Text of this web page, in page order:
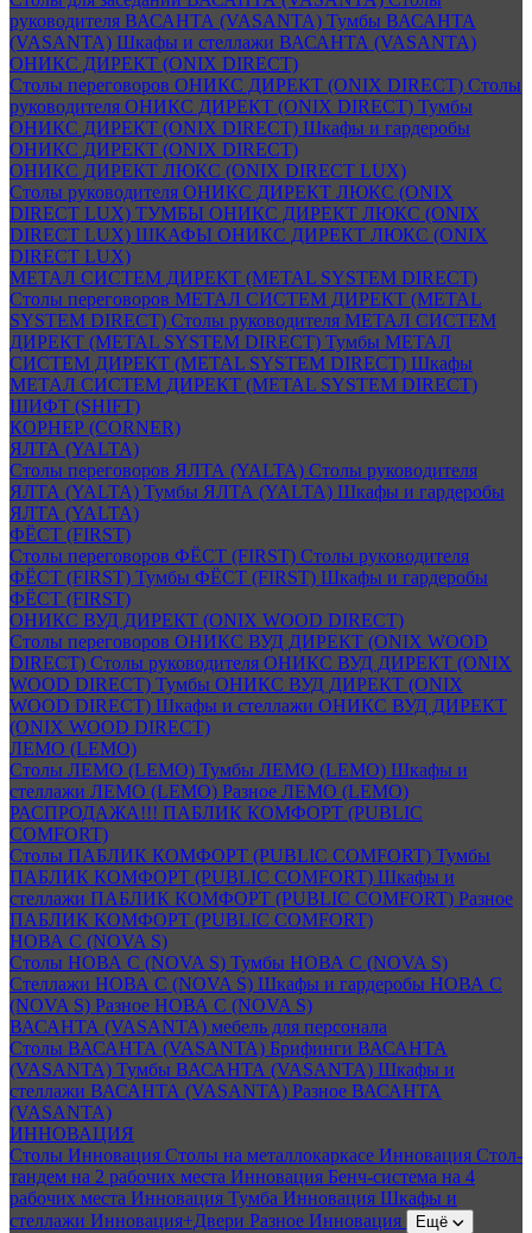
руководителя ВАСАНТА (VASANTA) Тумбы ВАСАНТА
(VASANTA) Шкафы и стеллажи ВАСАНТА (VASANTA)
ОНИКС ДИРЕКТ (ONIX DIRECT)
Столы переговоров ОНИКС ДИРЕКТ (ONIX DIRECT) Столы
руководителя ОНИКС ДИРЕКТ (ONIX DIRECT) Тумбы
ОНИКС ДИРЕКТ (ONIX DIRECT) Шкафы и гардеробы
ОНИКС ДИРЕКТ (ONIX DIRECT)
ОНИКС ДИРЕКТ ЛЮКС (ONIX DIRECT LUX)
Столы руководителя ОНИКС ДИРЕКТ ЛЮКС (ONIX
DIRECT LUX) ТУМБЫ ОНИКС ДИРЕКТ ЛЮКС (ONIX
DIRECT LUX) ШКАФЫ ОНИКС ДИРЕКТ ЛЮКС (ONIX
DIRECT LUX)
МЕТАЛ СИСТЕМ ДИРЕКТ (METAL SYSTEM DIRECT)
Столы переговоров МЕТАЛ СИСТЕМ ДИРЕКТ (METAL
SYSTEM DIRECT) Столы руководителя МЕТАЛ СИСТЕМ
ДИРЕКТ (METAL SYSTEM DIRECT) Тумбы МЕТАЛ
СИСТЕМ ДИРЕКТ (METAL SYSTEM DIRECT) Шкафы
МЕТАЛ СИСТЕМ ДИРЕКТ (METAL SYSTEM DIRECT)
ШИФТ (SHIFT)
КОРНЕР (CORNER)
ЯЛТА (YALTA)
Столы переговоров ЯЛТА (YALTA) Столы руководителя
ЯЛТА (YALTA) Тумбы ЯЛТА (YALTA) Шкафы и гардеробы
ЯЛТА (YALTA)
ФЁСТ (FIRST)
Столы переговоров ФЁСТ (FIRST) Столы руководителя
ФЁСТ (FIRST) Тумбы ФЁСТ (FIRST) Шкафы и гардеробы
ФЁСТ (FIRST)
ОНИКС ВУД ДИРЕКТ (ONIX WOOD DIRECT)
Столы переговоров ОНИКС ВУД ДИРЕКТ (ONIX WOOD
DIRECT) Столы руководителя ОНИКС ВУД ДИРЕКТ (ONIX
WOOD DIRECT) Тумбы ОНИКС ВУД ДИРЕКТ (ONIX
WOOD DIRECT) Шкафы и стеллажи ОНИКС ВУД ДИРЕКТ
(ONIX WOOD DIRECT)
ЛЕМО (LEMO)
Столы ЛЕМО (LEMO) Тумбы ЛЕМО (LEMO) Шкафы и
стеллажи ЛЕМО (LEMO) Разное ЛЕМО (LEMO)
РАСПРОДАЖА!!! ПАБЛИК КОМФОРТ (PUBLIC
COMFORT)
Столы ПАБЛИК КОМФОРТ (PUBLIC COMFORT) Тумбы
ПАБЛИК КОМФОРТ (PUBLIC COMFORT) Шкафы и
стеллажи ПАБЛИК КОМФОРТ (PUBLIC COMFORT) Разное
ПАБЛИК КОМФОРТ (PUBLIC COMFORT)
НОВА С (NOVA S)
Столы НОВА С (NOVA S) Тумбы НОВА С (NOVA S)
Стеллажи НОВА С (NOVA S) Шкафы и гардеробы НОВА С
(NOVA S) Разное НОВА С (NOVA S)
ВАСАНТА (VASANTA) мебель для персонала
Столы ВАСАНТА (VASANTA) Брифинги ВАСАНТА
(VASANTA) Тумбы ВАСАНТА (VASANTA) Шкафы и
стеллажи ВАСАНТА (VASANTA) Разное ВАСАНТА
(VASANTA)
ИННОВАЦИЯ
Столы Инновация Столы на металлокаркасе Инновация Стол-
тандем на 2 рабочих места Инновация Бенч-система на 4
рабочих места Инновация Тумба Инновация Шкафы и
стеллажи Инновация+Двери Разное Инновация Ещё